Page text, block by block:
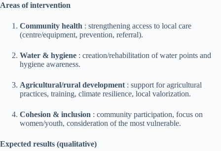
Areas of intervention
Community health : strengthening access to local care
(centre/equipment, prevention, referral).
Water & hygiene : creation/rehabilitation of water points and
hygiene awareness.
Agricultural/rural development : support for agricultural
practices, training, climate resilience, local valorization.
Cohesion & inclusion : community participation, focus on
women/youth, consideration of the most vulnerable.
Expected results (qualitative)